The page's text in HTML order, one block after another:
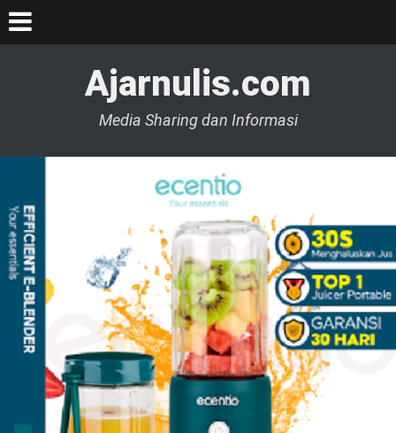
Ajarnulis.com
Media Sharing dan Informasi